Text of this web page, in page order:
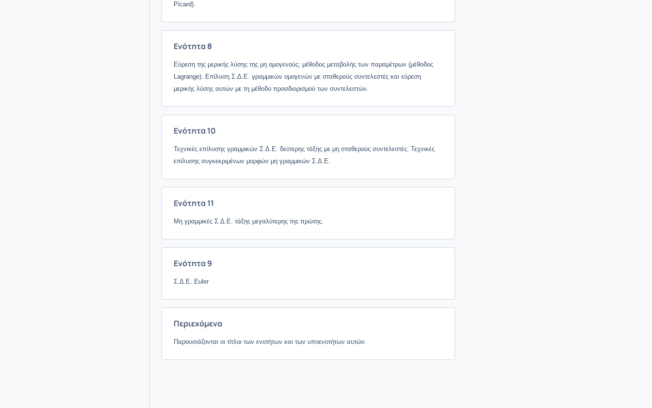
Picard).
Ενότητα 8
Εύρεση της μερικής λύσης της μη ομογενούς; μέθοδος μεταβολής των παραμέτρων (μέθοδος
Lagrange). Επίλυση Σ.Δ.Ε. γραμμικών ομογενών με σταθερούς συντελεστές και εύρεση
μερικής λύσης αυτών με τη μέθοδο προσδιορισμού των συντελεστών.
Ενότητα 10
Τεχνικές επίλυσης γραμμικών Σ.Δ.Ε. δεύτερης τάξης με μη σταθερούς συντελεστές. Τεχνικές
επίλυσης συγκεκριμένων μορφών μη γραμμικών Σ.Δ.Ε.
Ενότητα 11
Μη γραμμικές Σ.Δ.Ε. τάξης μεγαλύτερης της πρώτης.
Ενότητα 9
Σ.Δ.Ε. Euler
Περιεχόμενα
Παρουσιάζονται οι τίτλοι των ενοτήτων και των υποενοτήτων αυτών.